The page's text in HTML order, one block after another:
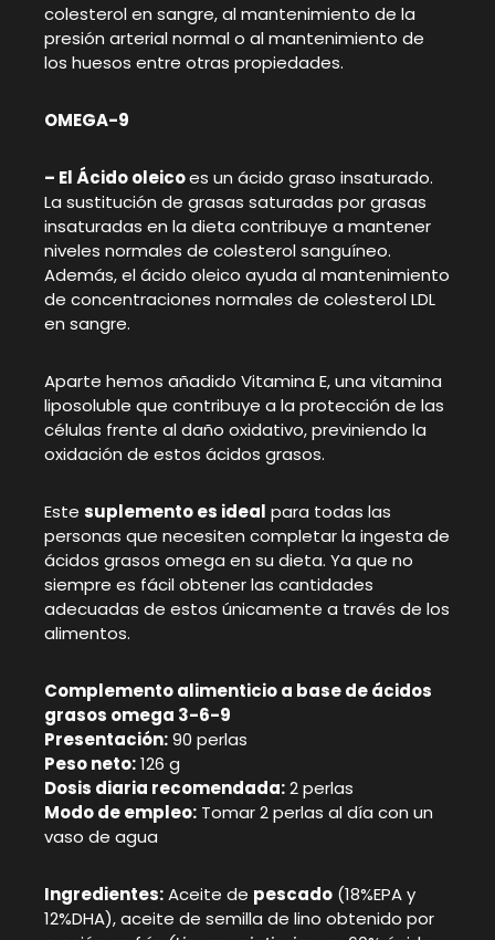
colesterol en sangre, al mantenimiento de la
presión arterial normal o al mantenimiento de
los huesos entre otras propiedades.
OMEGA-9
– El Ácido oleicoes un ácido graso insaturado.
La sustitución de grasas saturadas por grasas
insaturadas en la dieta contribuye a mantener
niveles normales de colesterol sanguíneo.
Además, el ácido oleico ayuda al mantenimiento
de concentraciones normales de colesterol LDL
en sangre.
Aparte hemos añadido Vitamina E, una vitamina
liposoluble que contribuye a la protección de las
células frente al daño oxidativo,previniendo la
oxidación de estos ácidos grasos.
Este suplemento es ideal para todas las
personas que necesiten completar la ingesta de
ácidos grasos omega en su dieta. Ya que no
siempre es fácil obtener las cantidades
adecuadas de estos únicamente a través de los
alimentos.
Complemento alimenticio a base de ácidos
grasos omega 3-6-9
Presentación:90 perlas
Peso neto:126 g
Dosis diaria recomendada:2 perlas
Modo de empleo: Tomar 2 perlas al día con un
vaso de agua
Ingredientes:Aceite de pescado (18%EPA y
12%DHA), aceite de semilla de lino obtenido por